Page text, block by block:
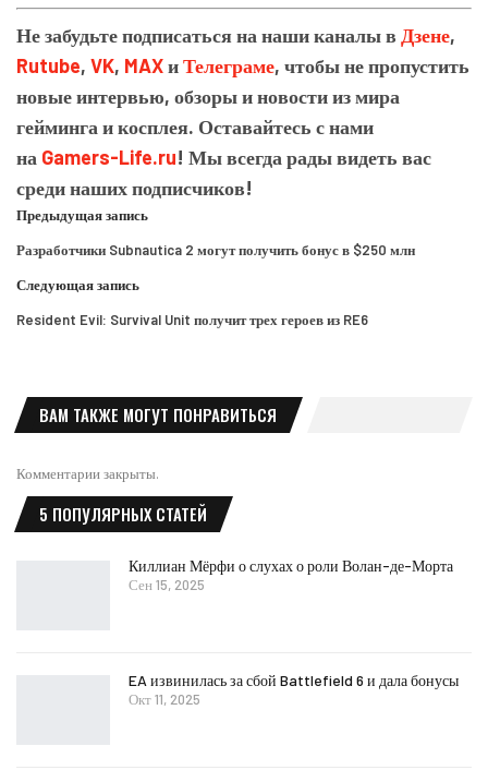
Не забудьте подписаться на наши каналы в Дзене,
Rutube, VK, MAXиТелеграме, чтобы не пропустить
новые интервью, обзоры и новости из мира
гейминга и косплея. Оставайтесь с нами
на Gamers-Life.ru! Мы всегда рады видеть вас
среди наших подписчиков!
Предыдущая запись
Разработчики Subnautica 2 могут получить бонус в $250 млн
Следующая запись
Resident Evil: Survival Unit получит трех героев из RE6
ВАМ ТАКЖЕ МОГУТ ПОНРАВИТЬСЯ
Комментарии закрыты.
5 ПОПУЛЯРНЫХ СТАТЕЙ
Киллиан Мёрфи о слухах о роли Волан-де-Морта
Сен 15, 2025
EA извинилась за сбой Battlefield 6 и дала бонусы
Окт 11, 2025